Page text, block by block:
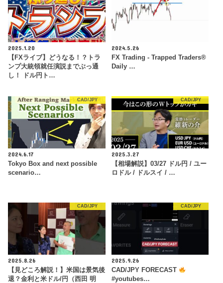
2025.1.20
【FXライブ】どうなる！？トラ
ンプ大統領就任演説までぶっ通
し！ ドル円ト…
2024.5.26
FX Trading - Trapped Traders®
Daily …
CAD/JPY
2024.6.17
Tokyo Box and next possible
scenario…
CAD/JPY
2025.3.27
【相場解説】03/27 ドル円 / ユー
ロドル / ドルスイ / …
CAD/JPY
2025.8.26
【見どころ解説！】米国は景気後
退？金利と米ドル/円（西田 明
CAD/JPY
2025.9.26
CAD/JPY FORECAST
#youtubes…